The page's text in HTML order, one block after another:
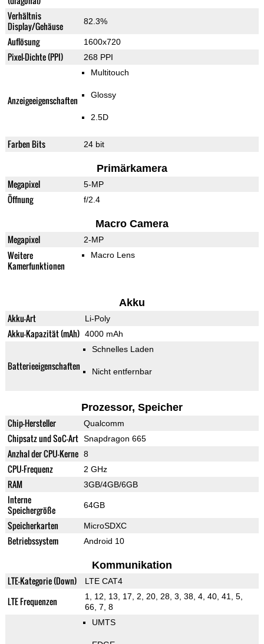
Verhältnis
Display/Gehäuse
82.3%
Auflösung 1600x720
Pixel-Dichte (PPI) 268 PPI
Anzeigeeigenschaften
Multitouch
Glossy
2.5D
Farben Bits 24 bit
Primärkamera
Megapixel 5-MP
Öffnung f/2.4
Macro Camera
Megapixel 2-MP
Weitere
Kamerfunktionen
Macro Lens
Akku
Akku-Art Li-Poly
Akku-Kapazität (mAh) 4000 mAh
Batterieeigenschaften
Schnelles Laden
Nicht entfernbar
Prozessor, Speicher
Chip-Hersteller Qualcomm
Chipsatz und SoC-Art Snapdragon 665
Anzhal der CPU-Kerne 8
CPU-Frequenz 2 GHz
RAM 3GB/4GB/6GB
Interne
Speichergröße
64GB
Speicherkarten MicroSDXC
Betriebssystem Android 10
Kommunikation
LTE-Kategorie (Down) LTE CAT4
LTE Frequenzen
1, 12, 13, 17, 2, 20, 28, 3, 38, 4, 40, 41, 5,
66, 7, 8
UMTS